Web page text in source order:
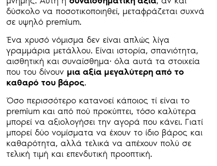
δύσκολο να ποσοτικοποιηθεί, μεταφράζεται συχνά
σε υψηλό premium.
Ένα χρυσό νόμισμα δεν είναι απλώς λίγα
γραμμάρια μετάλλου. Είναι ιστορία, σπανιότητα,
αισθητική και συναίσθημα· όλα αυτά τα στοιχεία
που του δίνουν μια αξία μεγαλύτερη από το
καθαρό του βάρος.
Όσο περισσότερο κατανοεί κάποιος τί είναι το
premium και από πού προκύπτει, τόσο καλύτερα
μπορεί να αξιολογήσει την αγορά που κάνει. Γιατί
μπορεί δύο νομίσματα να έχουν το ίδιο βάρος και
καθαρότητα, αλλά τελικά να απέχουν πολύ σε
τελική τιμή και επενδυτική προοπτική.